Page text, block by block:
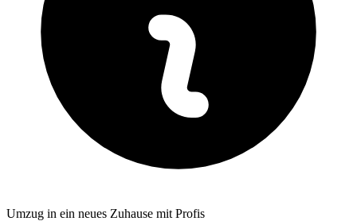
Umzug in ein neues Zuhause mit Profis